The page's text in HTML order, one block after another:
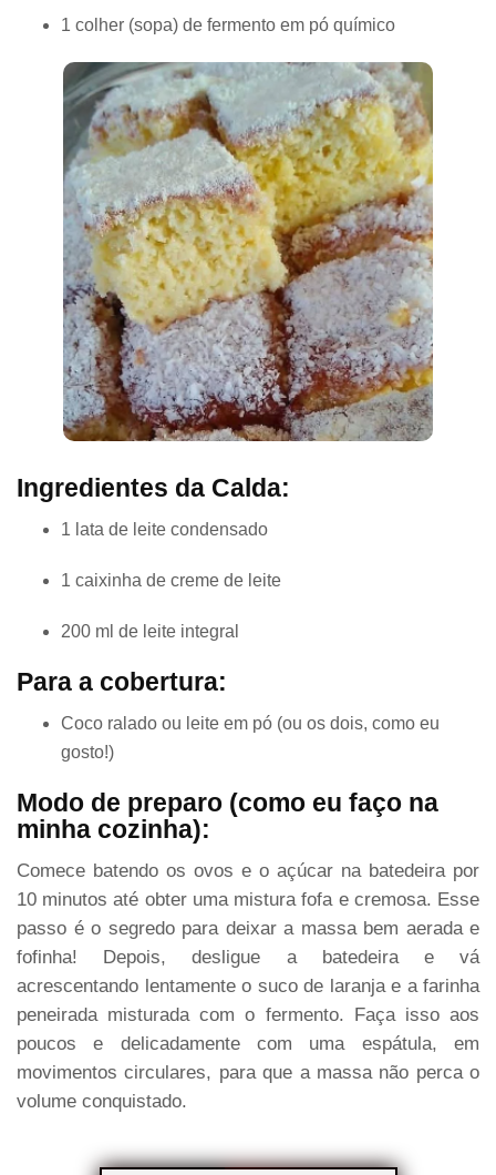
1 colher (sopa) de fermento em pó químico
Ingredientes da Calda:
1 lata de leite condensado
1 caixinha de creme de leite
200 ml de leite integral
Para a cobertura:
Coco ralado ou leite em pó (ou os dois, como eu
gosto!)
Modo de preparo (como eu faço na
minha cozinha):
Comece batendo os ovos e o açúcar na batedeira por
10 minutos até obter uma mistura fofa e cremosa. Esse
passo é o segredo para deixar a massa bem aerada e
fofinha! Depois, desligue a batedeira e vá
acrescentando lentamente o suco de laranja e a farinha
peneirada misturada com o fermento. Faça isso aos
poucos e delicadamente com uma espátula, em
movimentos circulares, para que a massa não perca o
volume conquistado.